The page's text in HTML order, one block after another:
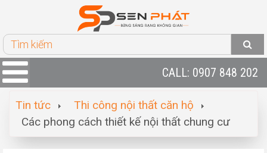
CALL: 0907 848 202
Tin tức
Thi công nội thất căn hộ
Các phong cách thiết kế nội thất chung cư